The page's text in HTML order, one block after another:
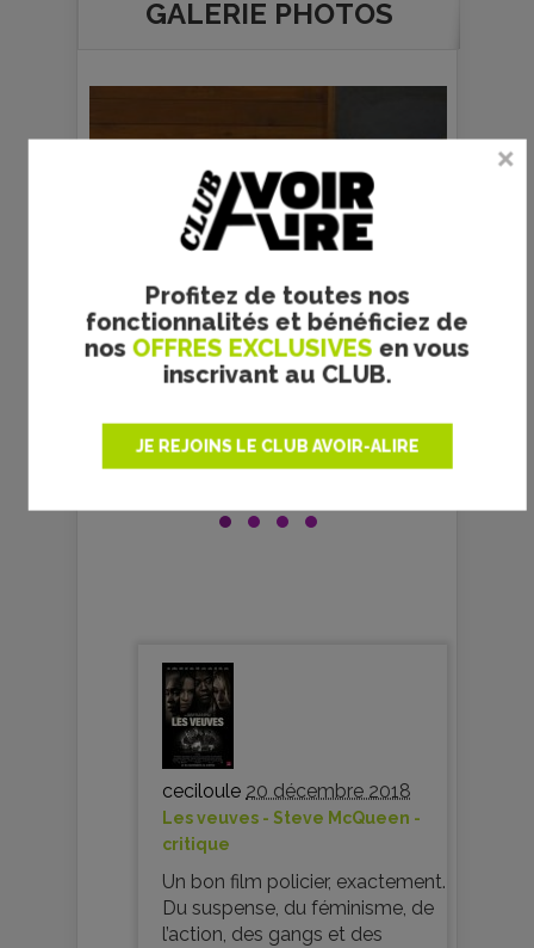
Profitez de toutes nos
fonctionnalités et bénéficiez de
nos OFFRES EXCLUSIVES en vous
inscrivant au CLUB.
JE REJOINS LE CLUB AVOIR-ALIRE
GALERIE PHOTOS
ceciloule 20 décembre 2018
Les veuves - Steve McQueen -
critique
Un bon film policier, exactement.
Du suspense, du féminisme, de
l’action, des gangs et des